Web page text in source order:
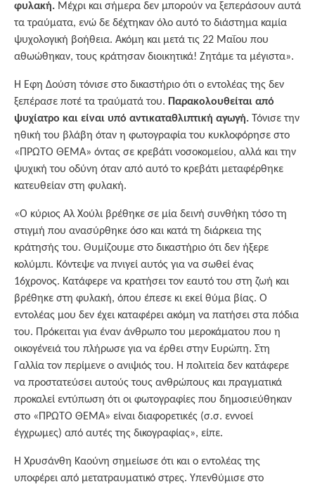
φυλακή. Μέχρι και σήμερα δεν μπορούν να ξεπεράσουν αυτά
τα τραύματα, ενώ δε δέχτηκαν όλο αυτό το διάστημα καμία
ψυχολογική βοήθεια. Ακόμη και μετά τις 22 Μαΐου που
αθωώθηκαν, τους κράτησαν διοικητικά! Ζητάμε τα μέγιστα».
Η Έφη Δούση τόνισε στο δικαστήριο ότι ο εντολέας της δεν
ξεπέρασε ποτέ τα τραύματά του. Παρακολουθείται από
ψυχίατρο και είναι υπό αντικαταθλιπτική αγωγή. Τόνισε την
ηθική του βλάβη όταν η φωτογραφία του κυκλοφόρησε στο
«ΠΡΩΤΟ ΘΕΜΑ» όντας σε κρεβάτι νοσοκομείου, αλλά και την
ψυχική του οδύνη όταν από αυτό το κρεβάτι μεταφέρθηκε
κατευθείαν στη φυλακή.
«Ο κύριος Αλ Χούλι βρέθηκε σε μία δεινή συνθήκη τόσο τη
στιγμή που ανασύρθηκε όσο και κατά τη διάρκεια της
κράτησής του. Θυμίζουμε στο δικαστήριο ότι δεν ήξερε
κολύμπι. Κόντεψε να πνιγεί αυτός για να σωθεί ένας
16χρονος. Κατάφερε να κρατήσει τον εαυτό του στη ζωή και
βρέθηκε στη φυλακή, όπου έπεσε κι εκεί θύμα βίας. Ο
εντολέας μου δεν έχει καταφέρει ακόμη να πατήσει στα πόδια
του. Πρόκειται για έναν άνθρωπο του μεροκάματου που η
οικογένειά του πλήρωσε για να έρθει στην Ευρώπη. Στη
Γαλλία τον περίμενε ο ανιψιός του. Η πολιτεία δεν κατάφερε
να προστατεύσει αυτούς τους ανθρώπους και πραγματικά
προκαλεί εντύπωση ότι οι φωτογραφίες που δημοσιεύθηκαν
στο «ΠΡΩΤΟ ΘΕΜΑ» είναι διαφορετικές (σ.σ. εννοεί
έγχρωμες) από αυτές της δικογραφίας», είπε.
Η Χρυσάνθη Καούνη σημείωσε ότι και ο εντολέας της
υποφέρει από μετατραυματικό στρες. Υπενθύμισε στο